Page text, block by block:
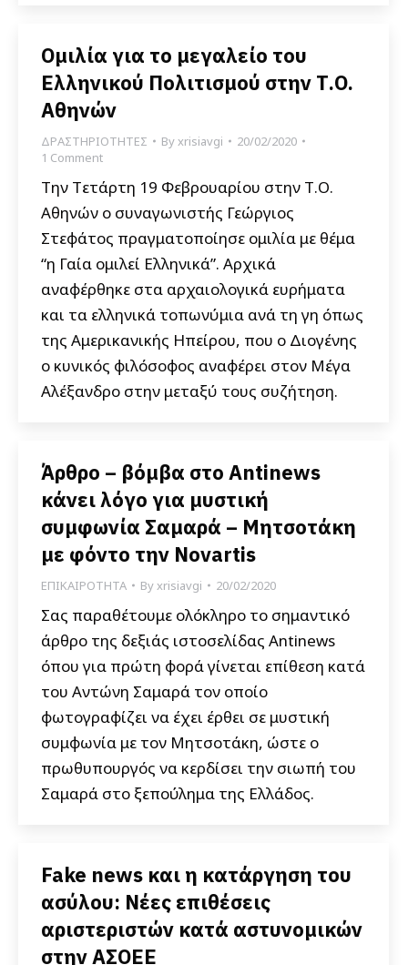
Ομιλία για το μεγαλείο του
Ελληνικού Πολιτισμού στην Τ.Ο.
Αθηνών
ΔΡΑΣΤΗΡΙΟΤΗΤΕΣ Byxrisiavgi
20/02/2020
1 Comment
Την Tετάρτη 19 Φεβρουαρίου στην Τ.Ο.
Αθηνών ο συναγωνιστής Γεώργιος
Στεφάτος πραγματοποίησε ομιλία με θέμα
“η Γαία ομιλεί Ελληνικά”. Αρχικά
αναφέρθηκε στα αρχαιολογικά ευρήματα
και τα ελληνικά τοπωνύμια ανά τη γη όπως
της Αμερικανικής Ηπείρου, που ο Διογένης
ο κυνικός φιλόσοφος αναφέρει στον Μέγα
Αλέξανδρο στην μεταξύ τους συζήτηση.
Άρθρο – βόμβα στο Antinews
κάνει λόγο για μυστική
συμφωνία Σαμαρά – Μητσοτάκη
με φόντο την Novartis
ΕΠΙΚΑΙΡΟΤΗΤΑ Byxrisiavgi 20/02/2020
Σας παραθέτουμε ολόκληρο το σημαντικό
άρθρο της δεξιάς ιστοσελίδας Antinews
όπου για πρώτη φορά γίνεται επίθεση κατά
του Αντώνη Σαμαρά τον οποίο
φωτογραφίζει να έχει έρθει σε μυστική
συμφωνία με τον Μητσοτάκη, ώστε ο
πρωθυπουργός να κερδίσει την σιωπή του
Σαμαρά στο ξεπούλημα της Ελλάδος.
Fake news και η κατάργηση του
ασύλου: Νέες επιθέσεις
αριστεριστών κατά αστυνομικών
στην ΑΣΟΕΕ